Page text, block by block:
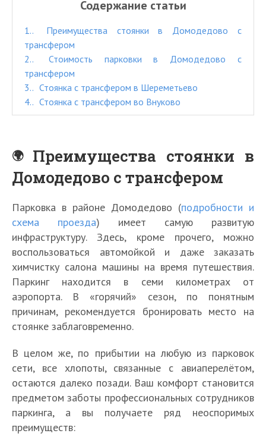
Содержание статьи
1.
Преимущества стоянки в Домодедово с
трансфером
2.
Стоимость парковки в Домодедово с
трансфером
3.
Стоянка с трансфером в Шереметьево
4.
Стоянка с трансфером во Внуково
Преимущества стоянки в
Домодедово с трансфером
Парковка в районе Домодедово (подробности и
схема проезда) имеет самую развитую
инфраструктуру. Здесь, кроме прочего, можно
воспользоваться автомойкой и даже заказать
химчистку салона машины на время путешествия.
Паркинг находится в семи километрах от
аэропорта. В «горячий» сезон, по понятным
причинам, рекомендуется бронировать место на
стоянке заблаговременно.
В целом же, по прибытии на любую из парковок
сети, все хлопоты, связанные с авиаперелётом,
остаются далеко позади. Ваш комфорт становится
предметом заботы профессиональных сотрудников
паркинга, а вы получаете ряд неоспоримых
преимуществ: